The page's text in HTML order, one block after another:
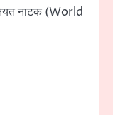
नाटक (World